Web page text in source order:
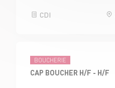
CDI
BOUCHERIE
CAP BOUCHER H/F - H/F